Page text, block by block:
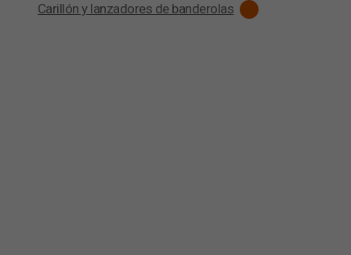
Carillón y lanzadores de banderolas